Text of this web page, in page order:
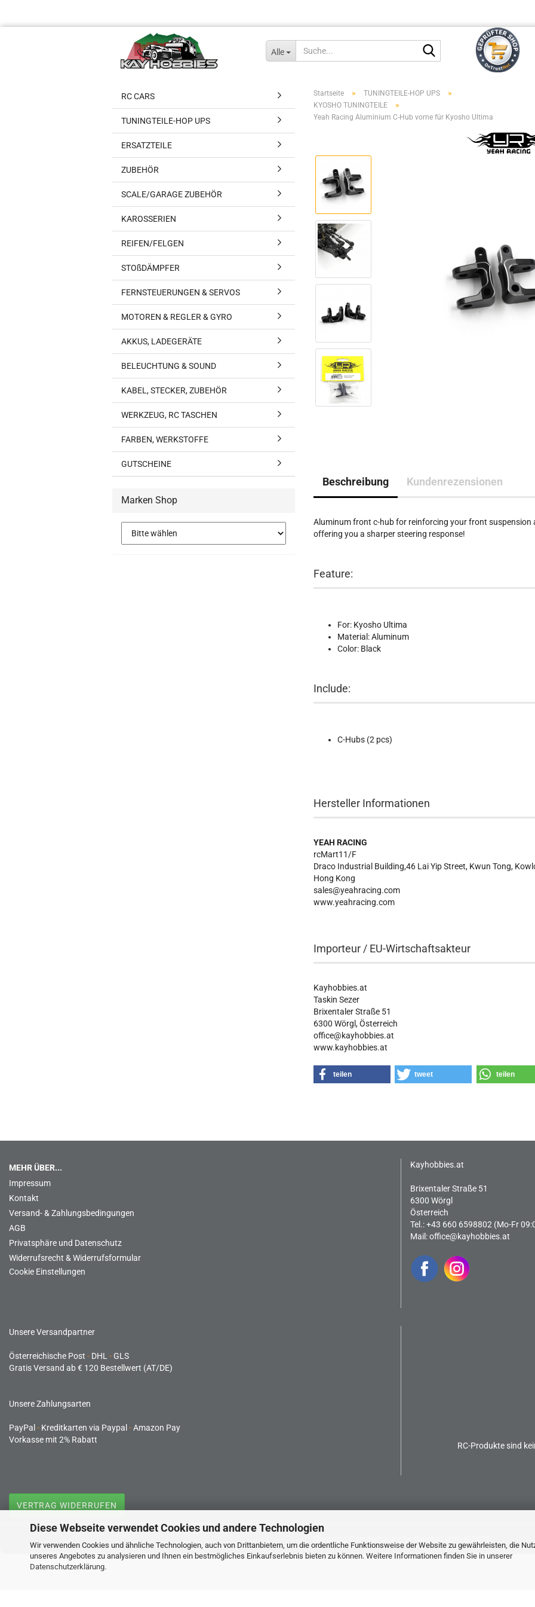
Diese Webseite verwendet Cookies und andere Technologien
Wir verwenden Cookies und ähnliche Technologien, auch von Drittanbietern, um die ordentliche Funktionsweise der Website zu gewährleisten, die
unseres Angebotes zu analysieren und Ihnen ein bestmögliches Einkaufserlebnis bieten zu können. Weitere Informationen finden Sie in unserer
Datenschutzerklärung.
Alle
Startseite » TUNINGTEILE-HOP UPS »
KYOSHO TUNINGTEILE »
Yeah Racing Aluminium C-Hub vorne für Kyosho Ultima
Beschreibung Kundenrezensionen
Aluminum front c-hub for reinforcing your front suspension
offering you a sharper steering response!
Feature:
For: Kyosho Ultima
Material: Aluminum
Color: Black
Include:
C-Hubs (2 pcs)
Hersteller Informationen
YEAH RACING
rcMart11/F
Draco Industrial Building,46 Lai Yip Street, Kwun Tong,
Hong Kong
sales@yeahracing.com
www.yeahracing.com
Importeur / EU-Wirtschaftsakteur
Kayhobbies.at
Taskin Sezer
Brixentaler Straße 51
6300 Wörgl, Österreich
office@kayhobbies.at
www.kayhobbies.at
teilen tweet teilen
RC CARS
TUNINGTEILE-HOP UPS
ERSATZTEILE
ZUBEHÖR
SCALE/GARAGE ZUBEHÖR
KAROSSERIEN
REIFEN/FELGEN
STOßDÄMPFER
FERNSTEUERUNGEN & SERVOS
MOTOREN & REGLER & GYRO
AKKUS, LADEGERÄTE
BELEUCHTUNG & SOUND
KABEL, STECKER, ZUBEHÖR
WERKZEUG, RC TASCHEN
FARBEN, WERKSTOFFE
GUTSCHEINE
Marken Shop
MEHR ÜBER...
Impressum
Kontakt
Versand- & Zahlungsbedingungen
AGB
Privatsphäre und Datenschutz
Widerrufsrecht & Widerrufsformular
Cookie Einstellungen
Kayhobbies.at
Brixentaler Straße 51
6300 Wörgl
Österreich
Tel.: +43 660 6598802 (Mo-Fr
Mail:office@kayhobbies.at
Unsere Versandpartner
Österreichische Post - DHL -GLS
Gratis Versand ab € 120 Bestellwert (AT/DE)
Unsere Zahlungsarten
PayPal - Kreditkarten via Paypal -Amazon Pay
Vorkasse mit 2% Rabatt
RC-Produkte sind
VERTRAG WIDERRUFEN